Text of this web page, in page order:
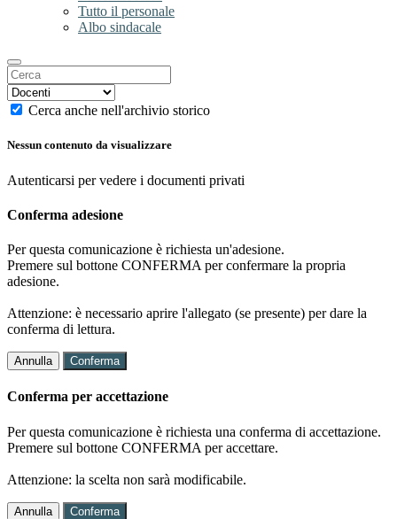
Tutto il personale
Albo sindacale
Cerca anche nell'archivio storico
Nessun contenuto da visualizzare
Autenticarsi per vedere i documenti privati
Conferma adesione
Per questa comunicazione è richiesta un'adesione.
Premere sul bottone CONFERMA per confermare la propria
adesione.
Attenzione: è necessario aprire l'allegato (se presente) per dare la
conferma di lettura.
Annulla Conferma
Conferma per accettazione
Per questa comunicazione è richiesta una conferma di accettazione.
Premere sul bottone CONFERMA per accettare.
Attenzione: la scelta non sarà modificabile.
Annulla Conferma